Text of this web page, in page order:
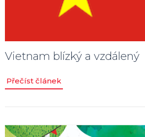
Vietnam blízký a vzdálený
Přečíst článek